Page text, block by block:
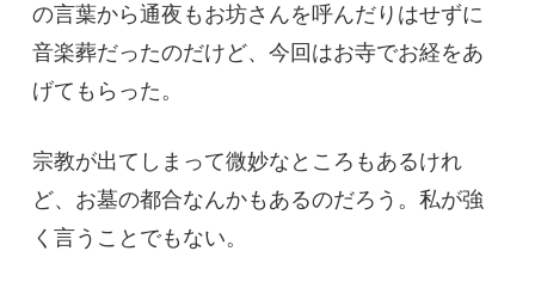
の言葉から通夜もお坊さんを呼んだりはせずに
音楽葬だったのだけど、今回はお寺でお経をあ
げてもらった。
宗教が出てしまって微妙なところもあるけれ
ど、お墓の都合なんかもあるのだろう。私が強
く言うことでもない。